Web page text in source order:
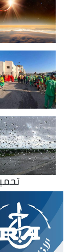
تحميل